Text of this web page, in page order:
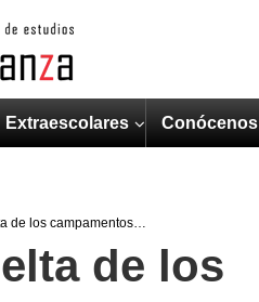
Extraescolares Conócenos
de los campamentos…
de los